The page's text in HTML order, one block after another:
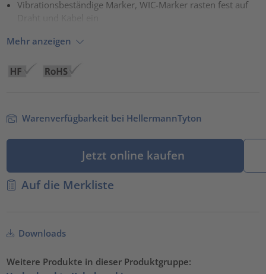
Vibrationsbeständige Marker, WIC-Marker rasten fest auf
Mehr anzeigen
Warenverfügbarkeit bei HellermannTyton
Jetzt online kaufen
Auf die Merkliste
Downloads
Weitere Produkte in dieser Produktgruppe: